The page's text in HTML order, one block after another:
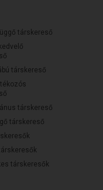
társkereső
társkereső
társkereső
társkereső
társkeresők